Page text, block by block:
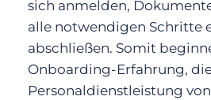
sich anmelden,
alle notwendigen Schritte
abschließen. Somit
Onboarding-Erfahrung,
Personaldienstleistung